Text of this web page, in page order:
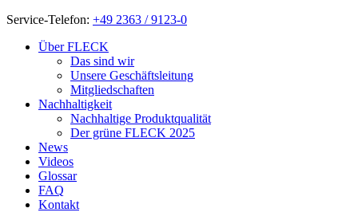
Service-Telefon: +49 2363 / 9123-0
Über FLECK
Das sind wir
Unsere Geschäftsleitung
Mitgliedschaften
Nachhaltigkeit
Nachhaltige Produktqualität
Der grüne FLECK 2025
News
Videos
Glossar
FAQ
Kontakt